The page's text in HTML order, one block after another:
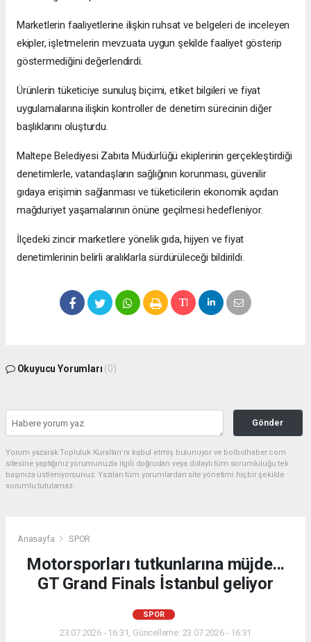
Marketlerin faaliyetlerine ilişkin ruhsat ve belgeleri de inceleyen
ekipler, işletmelerin mevzuata uygun şekilde faaliyet gösterip
göstermediğini değerlendirdi.
Ürünlerin tüketiciye sunuluş biçimi, etiket bilgileri ve fiyat
uygulamalarına ilişkin kontroller de denetim sürecinin diğer
başlıklarını oluşturdu.
Maltepe Belediyesi Zabıta Müdürlüğü ekiplerinin gerçekleştirdiği
denetimlerle, vatandaşların sağlığının korunması, güvenilir
gıdaya erişimin sağlanması ve tüketicilerin ekonomik açıdan
mağduriyet yaşamalarının önüne geçilmesi hedefleniyor.
İlçedeki zincir marketlere yönelik gıda, hijyen ve fiyat
denetimlerinin belirli aralıklarla sürdürüleceği bildirildi.
Okuyucu Yorumları (0)
Gönder
Yorum yazarak Topluluk Kuralları’nı kabul etmiş bulunuyor ve bolbolhaber.com
sitesine yaptığınız yorumunuzla ilgili doğrudan veya dolaylı tüm sorumluluğu tek
başınıza üstleniyorsunuz. Yazılan tüm yorumlardan site yönetimi hiçbir şekilde
sorumlu tutulamaz.
Anasayfa SPOR
Motorsporları tutkunlarına müjde...
GT Grand Finals İstanbul geliyor
SPOR
23.07.2026 - 16:31, Güncelleme: 23.07.2026 - 16:31